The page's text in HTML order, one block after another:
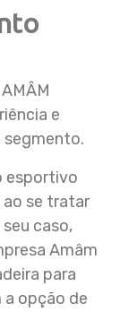
e
segmento.
esportivo
ao se tratar
caso,
Amâm
para
opção de